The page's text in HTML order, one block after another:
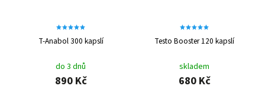
T-Anabol 300 kapslí
do 3 dnů
890 Kč
Testo Booster 120 kapslí
skladem
680 Kč